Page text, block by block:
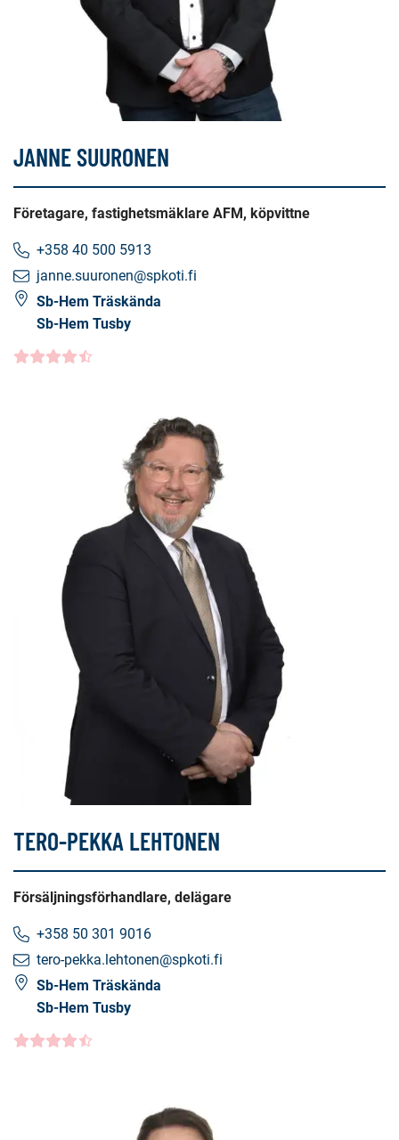
JANNE SUURONEN
Företagare, fastighetsmäklare AFM, köpvittne
+358 40 500 5913
janne.suuronen@spkoti.fi
Sb-Hem Träskända
Sb-Hem Tusby
Kundbetyg
TERO-PEKKA LEHTONEN
Försäljningsförhandlare, delägare
+358 50 301 9016
tero-pekka.lehtonen@spkoti.fi
Sb-Hem Träskända
Sb-Hem Tusby
Kundbetyg